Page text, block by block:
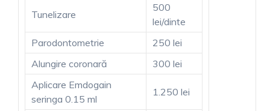
Tunelizare
500
lei/dinte
Parodontometrie
250 lei
Alungire coronară
300 lei
Aplicare Emdogain
seringa 0.15 ml
1.250 lei